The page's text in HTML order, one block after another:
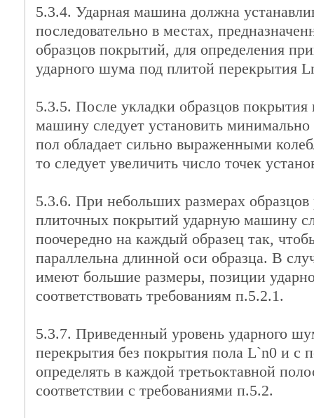
5.3.4. Ударная машина должна
последовательно в местах,
образцов покрытий, для определения
ударного шума под плитой перекрытия
5.3.5. После укладки образцов покрытия
машину следует установить минимально
пол обладает сильно выраженными
то следует увеличить число точек
5.3.6. При небольших размерах
плиточных покрытий ударную машину
поочередно на каждый образец так,
параллельна длинной оси образца. В
имеют большие размеры, позиции
соответствовать требованиям п.5.2.1.
5.3.7. Приведенный уровень ударного
перекрытия без покрытия пола L`n0 и с
определять в каждой третьоктавной
соответствии с требованиями п.5.2.